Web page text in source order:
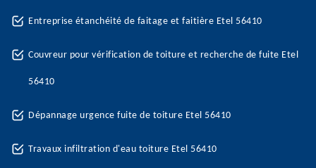
Entreprise étanchéité de faitage et faitière Etel 56410
Couvreur pour vérification de toiture et recherche de fuite Etel
56410
Dépannage urgence fuite de toiture Etel 56410
Travaux infiltration d'eau toiture Etel 56410